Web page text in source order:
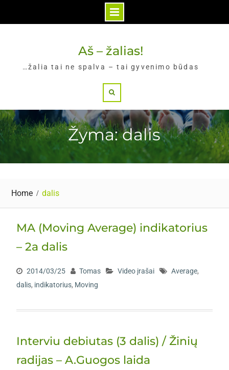
Aš – žalias!
…žalia tai ne spalva – tai gyvenimo būdas
Žyma: dalis
Home dalis
MA (Moving Average) indikatorius
– 2a dalis
2014/03/25 Tomas Video įrašai Average,
dalis, indikatorius, Moving
Interviu debiutas (3 dalis) / Žinių
radijas – A.Guogos laida